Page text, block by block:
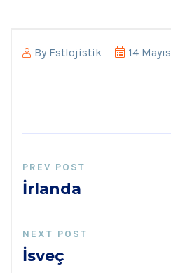
By Fstlojistik 14
PREV POST
İrlanda
NEXT POST
İsveç